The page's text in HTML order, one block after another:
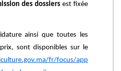
des dossiers est fixée
ainsi que toutes les
sont disponibles sur le
fr/focus/app